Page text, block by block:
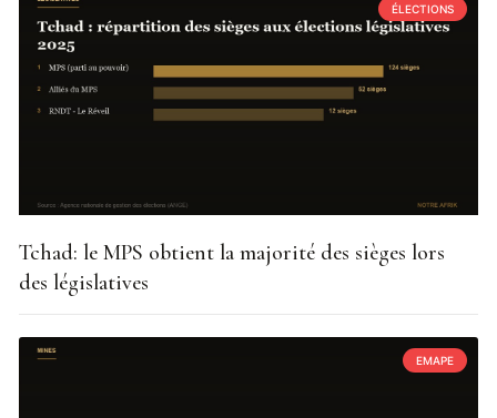
ÉLECTIONS
Tchad: le MPS obtient la majorité des sièges lors
des législatives
EMAPE